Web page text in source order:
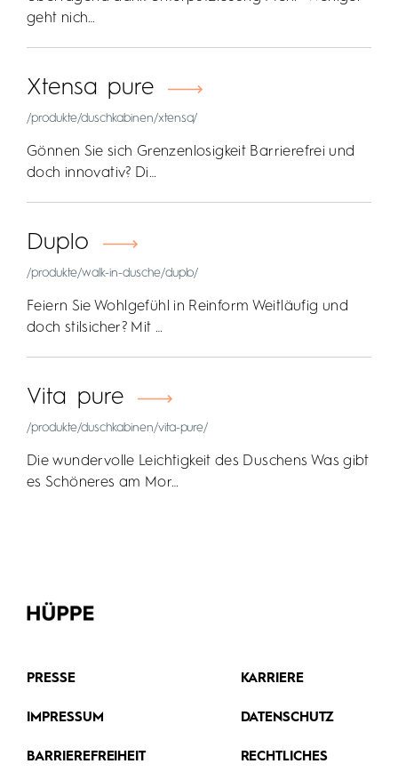
geht nich…
Xtensa pure
/produkte/duschkabinen/xtensa/
Gönnen Sie sich Grenzenlosigkeit Barrierefrei und
doch innovativ? Di…
Duplo
/produkte/walk-in-dusche/duplo/
Feiern Sie Wohlgefühl in Reinform Weitläufig und
doch stilsicher? Mit …
Vita pure
/produkte/duschkabinen/vita-pure/
Die wundervolle Leichtigkeit des Duschens Was gibt
es Schöneres am Mor…
PRESSE KARRIERE
IMPRESSUM DATENSCHUTZ
BARRIEREFREIHEIT RECHTLICHES